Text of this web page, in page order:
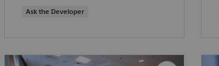
Ask the Developer